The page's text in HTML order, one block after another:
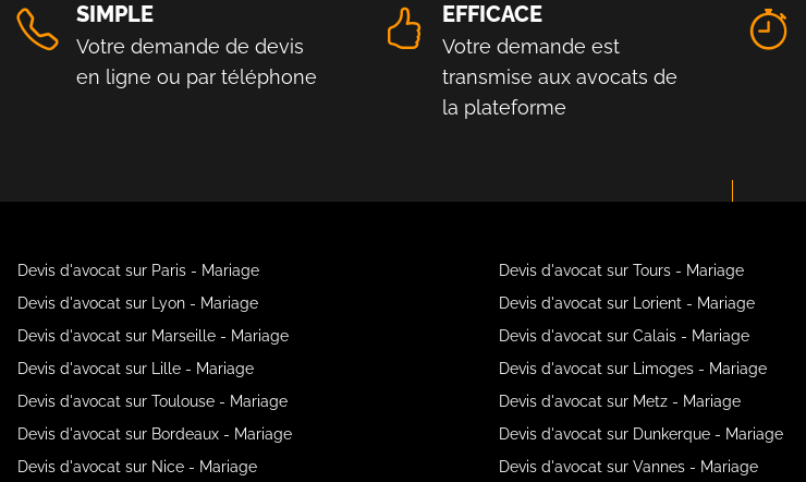
SIMPLE
Votre demande de devis
en ligne ou par téléphone
EFFICACE
Votre demande est
transmise aux avocats de
la plateforme
Devis d'avocat sur Paris - Mariage
Devis d'avocat sur Lyon - Mariage
Devis d'avocat sur Marseille - Mariage
Devis d'avocat sur Lille - Mariage
Devis d'avocat sur Toulouse - Mariage
Devis d'avocat sur Bordeaux - Mariage
Devis d'avocat sur Nice - Mariage
Devis d'avocat sur Tours - Mariage
Devis d'avocat sur Lorient - Mariage
Devis d'avocat sur Calais - Mariage
Devis d'avocat sur Limoges - Mariage
Devis d'avocat sur Metz - Mariage
Devis d'avocat sur Dunkerque - Mariage
Devis d'avocat sur Vannes - Mariage